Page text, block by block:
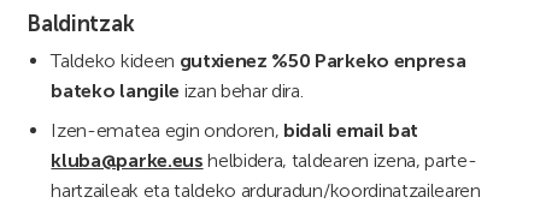
Baldintzak
Taldeko kideen gutxienez %50 Parkeko enpresa
bateko langile izan behar dira.
Izen-ematea egin ondoren, bidali email bat
kluba@parke.eus helbidera, taldearen izena, parte-
hartzaileak eta taldeko arduradun/koordinatzailearen